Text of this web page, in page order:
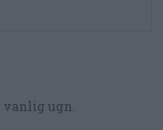
vanlig ugn.